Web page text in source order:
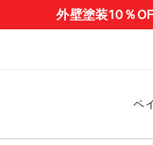
外壁塗装10％
ペ